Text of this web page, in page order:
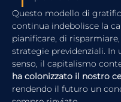
Questo modello di
continua indebolisce la
pianificare, di
strategie previdenziali. In
senso, il capitalismo
ha colonizzato il nostro
rendendo il futuro un